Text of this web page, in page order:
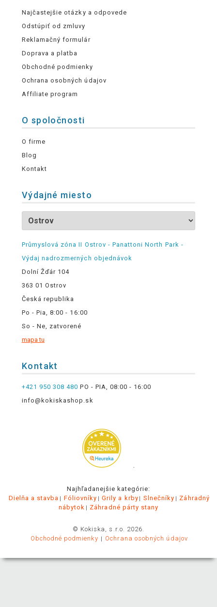
Najčastejšie otázky a odpovede
Odstúpiť od zmluvy
Reklamačný formulár
Doprava a platba
Obchodné podmienky
Ochrana osobných údajov
Affiliate program
O spoločnosti
O firme
Blog
Kontakt
Výdajné miesto
Průmyslová zóna II Ostrov - Panattoni North Park -
Výdaj nadrozmerných objednávok
Dolní Žďár 104
363 01 Ostrov
Česká republika
Po - Pia, 8:00 - 16:00
So - Ne, zatvorené
mapa tu
Kontakt
+421 950 308 480 PO - PIA, 08:00 - 16:00
info@kokiskashop.sk
.
Najhľadanejšie kategórie:
Dielňa a stavba
Fóliovníky Grily a krby Slnečníky
Záhradný
nábytok
Záhradné párty stany
© Kokiska, s.r.o. 2026.
Obchodné podmienky
Ochrana osobných údajov